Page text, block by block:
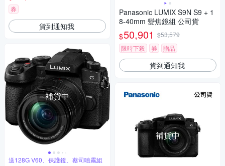
券
貨到通知我
補貨中
送128G V60、保護鏡、蔡司噴霧組
Panasonic LUMIX S9N S9 + 1
8-40mm 變焦鏡組 公司貨
$50,901 $53,579
限時下殺
券 贈品
貨到通知我
補貨中